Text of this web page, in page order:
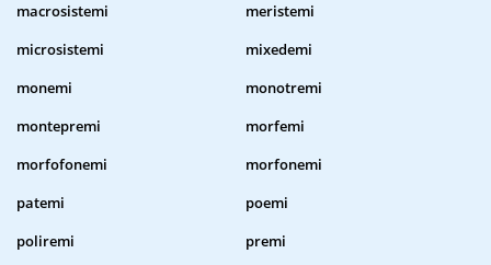
macrosistemi
meristemi
microsistemi
mixedemi
monemi
monotremi
montepremi
morfemi
morfofonemi
morfonemi
patemi
poemi
poliremi
premi